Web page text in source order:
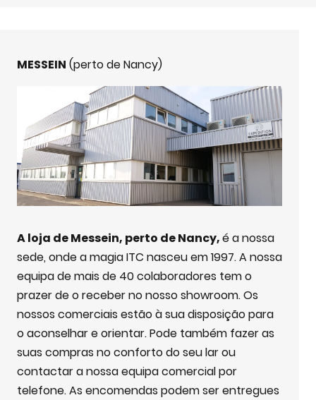
MESSEIN (perto de Nancy)
A loja de Messein, perto de Nancy,é a nossa
sede, onde a magia ITC nasceu em 1997. A nossa
equipa de mais de 40 colaboradores tem o
prazer de o receber no nosso showroom. Os
nossos comerciais estão à sua disposição para
o aconselhar e orientar. Pode também fazer as
suas compras no conforto do seu lar ou
contactar a nossa equipa comercial por
telefone. As encomendas podem ser entregues